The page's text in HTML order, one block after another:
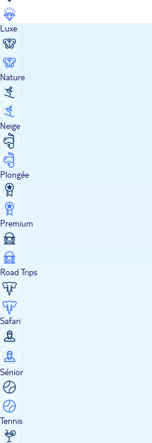
Luxe
Nature
Neige
Plongée
Premium
Road Trips
Safari
Sénior
Tennis